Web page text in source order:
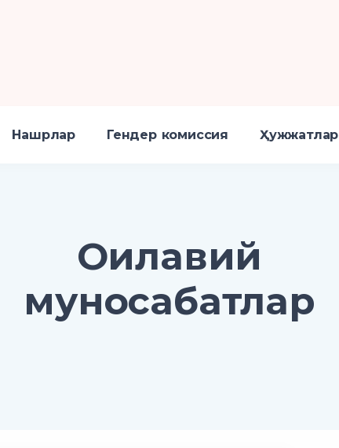
Нашрлар Гендер комиссия Ҳужжатлар
Оилавий
муносабатлар